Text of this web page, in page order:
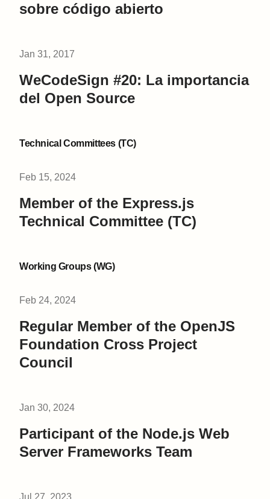
sobre código abierto
Jan 31, 2017
WeCodeSign #20: La importancia
del Open Source
Technical Committees (TC)
Feb 15, 2024
Member of the Express.js
Technical Committee (TC)
Working Groups (WG)
Feb 24, 2024
Regular Member of the OpenJS
Foundation Cross Project
Council
Jan 30, 2024
Participant of the Node.js Web
Server Frameworks Team
Jul 27, 2023